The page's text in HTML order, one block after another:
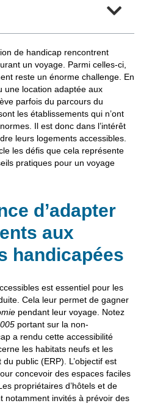
de handicap rencontrent
un voyage. Parmi celles-ci,
reste un énorme challenge. En
une location adaptée aux
parfois du parcours du
les établissements qui n’ont
Il est donc dans l’intérêt
leurs logements accessibles.
les défis que cela représente
pratiques pour un voyage
d’adapter
aux
handicapées
est essentiel pour les
. Cela leur permet de gagner
pendant leur voyage. Notez
portant sur la non-
a rendu cette accessibilité
les habitats neufs et les
public (ERP). L’objectif est
concevoir des espaces faciles
propriétaires d’hôtels et de
notamment invités à prévoir des